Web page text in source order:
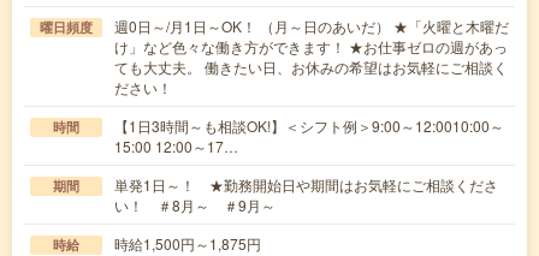
曜日頻度
週0日～/月1日～OK！ （月～日のあいだ） ★「火曜と木曜だ
け」など色々な働き方ができます！ ★お仕事ゼロの週があっ
ても大丈夫。 働きたい日、お休みの希望はお気軽にご相談く
ださい！
時間
【1日3時間～も相談OK!】＜シフト例＞9:00～12:0010:00～
15:00 12:00～17…
期間
単発1日～！ ★勤務開始日や期間はお気軽にご相談くださ
い！ ＃8月～ ＃9月～
時給 時給1,500円～1,875円